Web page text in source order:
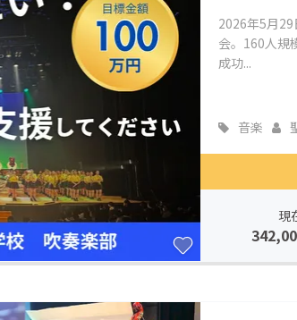
2026年5月
会。160人規
成功...
音楽
現